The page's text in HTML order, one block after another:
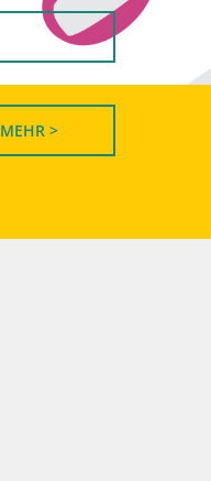
MEHR >